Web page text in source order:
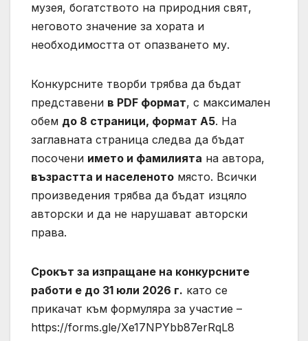
музея, богатството на природния свят,
неговото значение за хората и
необходимостта от опазването му.
Конкурсните творби трябва да бъдат
представени в PDF формат, с максимален
обем до 8 страници, формат А5. На
заглавната страница следва да бъдат
посочени името и фамилията на автора,
възрастта и населеното място. Всички
произведения трябва да бъдат изцяло
авторски и да не нарушават авторски
права.
Срокът за изпращане на конкурсните
работи е до 31 юли 2026 г. като се
прикачат към формуляра за участие –
https://forms.gle/Xe17NPYbb87erRqL8